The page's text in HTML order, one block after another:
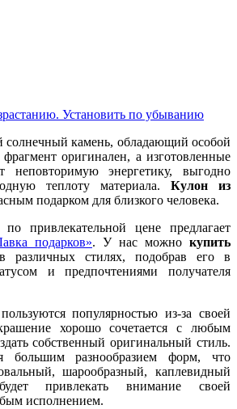
солнечный камень, обладающий особой
оригинален, а изготовленные
неповторимую энергетику, выгодно
теплоту материала. Кулон из
подарком для близкого человека.
привлекательной цене предлагает
подарков». У нас можно купить
различных стилях, подобрав его в
и предпочтениями получателя
пользуются популярностью из-за своей
хорошо сочетается с любым
собственный оригинальный стиль.
большим разнообразием форм, что
шарообразный, каплевидный
привлекать внимание своей
исполнением.